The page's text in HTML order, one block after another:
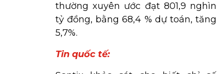
thường xuyên ước đạt 801,9 nghìn
tỷ đồng, bằng 68,4 % dự toán, tăng
5,7%.
Tin quốc tế: